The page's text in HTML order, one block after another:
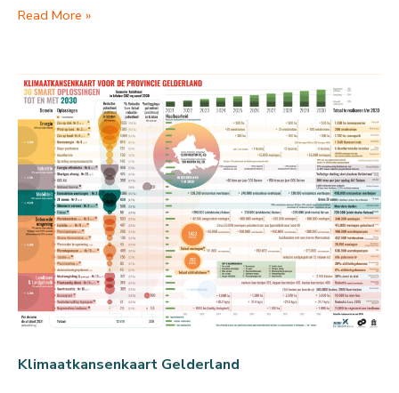
Klimaatkansen
Read More »
Klimaatkansenkaart Gelderland